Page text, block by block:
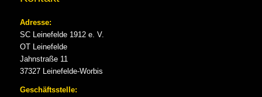
Adresse:
SC Leinefelde 1912 e. V.
OT Leinefelde
Jahnstraße 11
37327 Leinefelde-Worbis
Geschäftsstelle: